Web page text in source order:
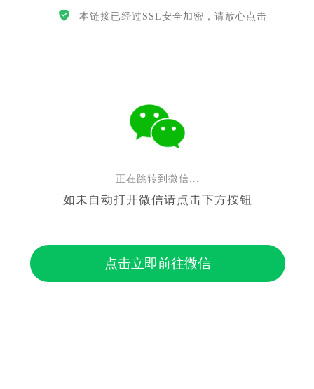
本链接已经过SSL安全加密，请放心点击
正在跳转到微信...
如未自动打开微信请点击下方按钮
点击立即前往微信